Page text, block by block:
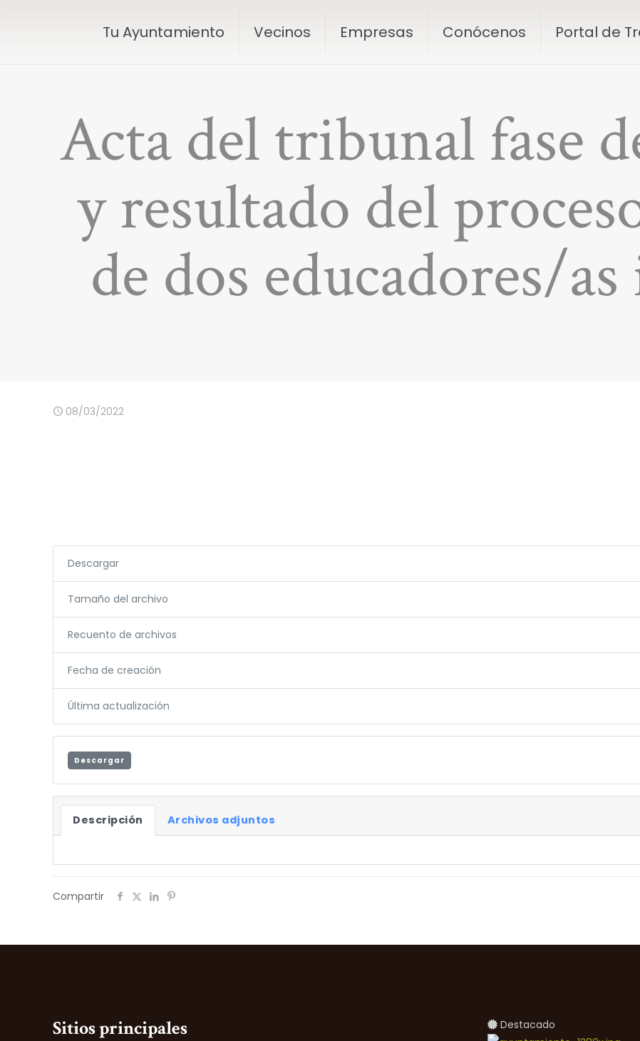
Tu Ayuntamiento Vecinos Empresas Conócenos Portal de
Acta del tribunal fase
y resultado del
de dos educadores/
08/03/2022
Descargar
Tamaño del archivo
Recuento de archivos
Fecha de creación
Última actualización
Descargar
Descripción Archivos adjuntos
Compartir
Sitios principales Destacado